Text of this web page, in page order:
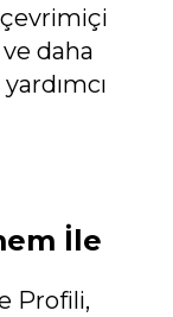
daha
İle
Profili,